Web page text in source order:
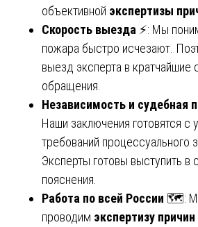
объективной экспертизы
Скорость выезда ⚡: Мы
пожара быстро исчезают.
выезд эксперта в кратчайшие
обращения.
Независимость и судебная
Наши заключения готовятся с
требований процессуального
Эксперты готовы выступить в
пояснения.
Работа по всей России 🗺️:
проводим экспертизу